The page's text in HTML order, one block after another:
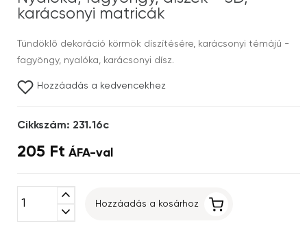
karácsonyi matricák
Tündöklő dekoráció körmök díszítésére, karácsonyi témájú -
fagyöngy, nyalóka, karácsonyi dísz.
Hozzáadás a kedvencekhez
Cikkszám: 231.16c
205 Ft ÁFA-val
expand_less
expand_more
Hozzáadás a kosárhoz